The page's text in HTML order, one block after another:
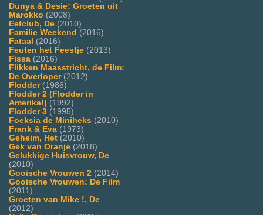
Dunya & Desie: Groeten uit
Marokko (2008)
Eetclub, De (2010)
Familie Weekend (2016)
Fataal (2016)
Feuten het Feestje (2013)
Fissa (2016)
Flikken Maasstricht, de Film:
De Overloper(2012)
Flodder(1986)
Flodder 2 (Flodder in
Amerika!) (1992)
Flodder 3 (1995)
Foeksia de Miniheks (2010)
Frank & Eva (1973)
Geheim, Het (2010)
Gek van Oranje (2018)
Gelukkige Huisvrouw, De
(2010)
Gooische Vrouwen 2 (2014)
Gooische Vrouwen: De Film
(2011)
Groeten van Mike !, De
(2012)